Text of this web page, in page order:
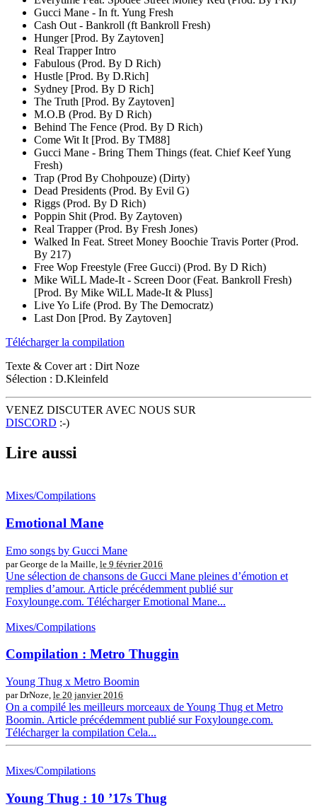
Gucci Mane - In ft. Yung Fresh
Cash Out - Bankroll (ft Bankroll Fresh)
Hunger [Prod. By Zaytoven]
Real Trapper Intro
Fabulous (Prod. By D Rich)
Hustle [Prod. By D.Rich]
Sydney [Prod. By D Rich]
The Truth [Prod. By Zaytoven]
M.O.B (Prod. By D Rich)
Behind The Fence (Prod. By D Rich)
Come Wit It [Prod. By TM88]
Gucci Mane - Bring Them Things (feat. Chief Keef Yung
Fresh)
Trap (Prod By Chohpouze) (Dirty)
Dead Presidents (Prod. By Evil G)
Riggs (Prod. By D Rich)
Poppin Shit (Prod. By Zaytoven)
Real Trapper (Prod. By Fresh Jones)
Walked In Feat. Street Money Boochie Travis Porter (Prod.
By 217)
Free Wop Freestyle (Free Gucci) (Prod. By D Rich)
Mike WiLL Made-It - Screen Door (Feat. Bankroll Fresh)
[Prod. By Mike WiLL Made-It & Pluss]
Live Yo Life (Prod. By The Democratz)
Last Don [Prod. By Zaytoven]
Télécharger la compilation
Texte & Cover art : Dirt Noze
Sélection : D.Kleinfeld
VENEZ DISCUTER AVEC NOUS SUR
DISCORD :-)
Lire aussi
Mixes/Compilations
Emotional Mane
Emo songs by Gucci Mane
par George de la Maille, le 9 février 2016
Une sélection de chansons de Gucci Mane pleines d’émotion et
remplies d’amour. Article précédemment publié sur
Foxylounge.com. Télécharger Emotional Mane...
Mixes/Compilations
Compilation : Metro Thuggin
Young Thug x Metro Boomin
par DrNoze, le 20 janvier 2016
On a compilé les meilleurs morceaux de Young Thug et Metro
Boomin. Article précédemment publié sur Foxylounge.com.
Télécharger la compilation Cela...
Mixes/Compilations
Young Thug : 10 ’17s Thug